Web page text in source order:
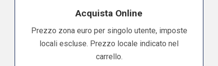
Acquista Online
Prezzo zona euro per singolo utente, imposte
locali escluse. Prezzo locale indicato nel
carrello.